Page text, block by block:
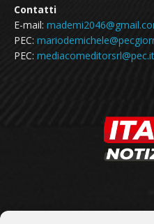
Contatti
E-mail:
PEC:
PEC: mediacomeditorsrl@pec.it